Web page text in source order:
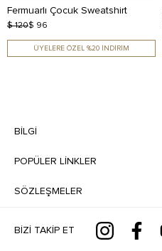
Fermuarlı Çocuk Sweatshirt
$ 120$ 96
ÜYELERE ÖZEL %20 İNDİRİM
BILGI
POPÜLER LİNKLER
SÖZLEŞMELER
BIZI TAKIP ET